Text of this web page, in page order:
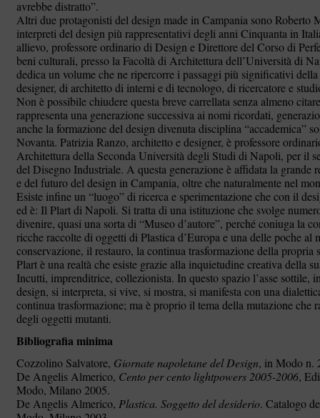
avrebbe distratto”.
Altri due protagonisti del design made in Campania sono Roberto
interpreti del design più rappresentativi degli anni Cinquanta in
allievo, professore ordinario di Design e Direttore del Corso di
beni culturali, presso la Facoltà di Architettura dell’Università di
dedica un volume che ne ripercorre i passaggi più significativi
designer, di architetto di interni e di tecnologo, di ricercatore e
Non è possibile chiudere questa breve carrellata senza almeno
rappresenta una generazione successiva ai nomi ricordati,
anche la formazione del design divenuta disciplina “accademica”
Novanta. Patrizia Ranzo, architetto e designer, è professore
Architettura della Seconda Università degli Studi di Napoli, per il
del Disegno Industriale. A questa generazione è affidata la grande
e del futuro del design in Campania, oltre che naturalmente nel
Esiste infine un “luogo” di ricerca e sperimentazione che con il
ed è: Il Plart di Napoli. Si tratta di una istituzione che svolge
divenire, quasi una sorta di “Museo d’autore”, perché coniuga la
ricche raccolte di oggetti di Plastica d’Europa e una delle poche al
conservazione, il restauro, la continua trasformazione della
Plart è una realtà che esiste grazie alla inquietudine creativa della
Incutti, imprenditrice, collezionista. In questo spazio l’asse sottile,
design, si interpreta, si vive, si mostra, si manifesta con una
continua trasformazione; ma è proprio il tema della mutazione che
degli oggetti mutanti.
Bibliografia minima
Cozzolino Salvatore, Giornate napoletane del Design, in Modo n.
De Angelis Almerico, Cento per cento lightpowers 2005-2006,
Modo, Milano 2005.
De Angelis Almerico, Plastica. Soggetto del desiderio. Catalogo